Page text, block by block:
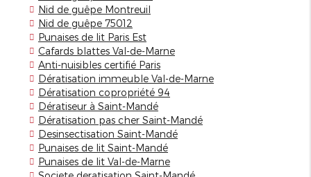
Nid de guêpe Montreuil
Nid de guêpe 75012
Punaises de lit Paris Est
Cafards blattes Val-de-Marne
Anti-nuisibles certifié Paris
Dératisation immeuble Val-de-Marne
Dératisation copropriété 94
Dératiseur à Saint-Mandé
Dératisation pas cher Saint-Mandé
Desinsectisation Saint-Mandé
Punaises de lit Saint-Mandé
Punaises de lit Val-de-Marne